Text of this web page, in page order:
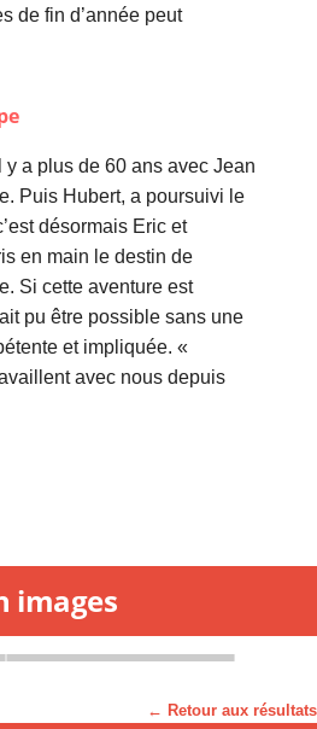
de fin d’année peut
y a plus de 60 ans avec Jean
Puis Hubert, a poursuivi le
désormais Eric et
en main le destin de
Si cette aventure est
pu être possible sans une
et impliquée. «
avec nous depuis
images
← Retour aux résultats